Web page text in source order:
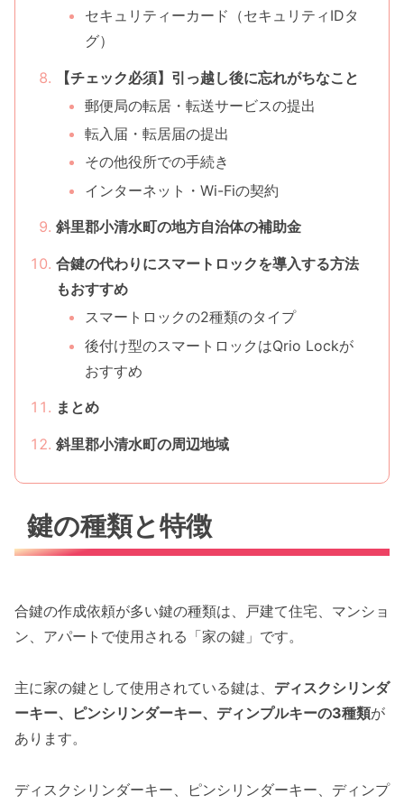
セキュリティーカード（セキュリティIDタ
グ）
【チェック必須】引っ越し後に忘れがちなこと
郵便局の転居・転送サービスの提出
転入届・転居届の提出
その他役所での手続き
インターネット・Wi-Fiの契約
斜里郡小清水町の地方自治体の補助金
合鍵の代わりにスマートロックを導入する方法
もおすすめ
スマートロックの2種類のタイプ
後付け型のスマートロックはQrio Lockが
おすすめ
まとめ
斜里郡小清水町の周辺地域
鍵の種類と特徴
合鍵の作成依頼が多い鍵の種類は、戸建て住宅、マンショ
ン、アパートで使用される「家の鍵」です。
主に家の鍵として使用されている鍵は、 ディスクシリンダ
ーキー、ピンシリンダーキー、ディンプルキーの3種類が
あります。
ディスクシリンダーキー、ピンシリンダーキー、ディンプ